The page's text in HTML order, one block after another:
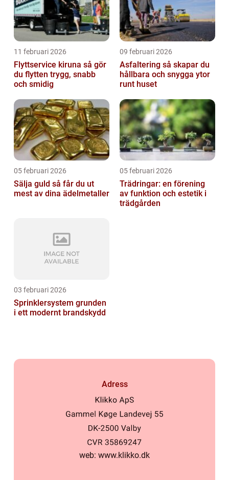
11 februari 2026
Flyttservice kiruna så gör
du flytten trygg, snabb
och smidig
09 februari 2026
Asfaltering så skapar du
hållbara och snygga ytor
runt huset
05 februari 2026
Sälja guld så får du ut
mest av dina ädelmetaller
05 februari 2026
Trädringar: en förening
av funktion och estetik i
trädgården
03 februari 2026
Sprinklersystem grunden
i ett modernt brandskydd
Adress
web: www.klikko.dk